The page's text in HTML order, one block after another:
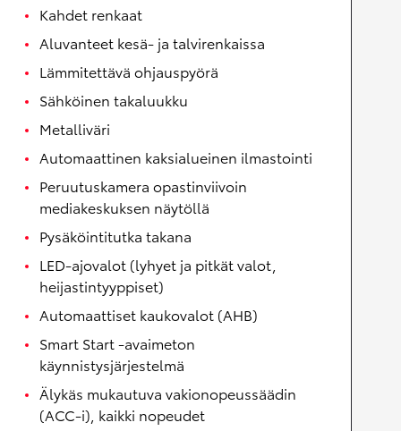
Kahdet renkaat
Aluvanteet kesä- ja talvirenkaissa
Lämmitettävä ohjauspyörä
Sähköinen takaluukku
Metalliväri
Automaattinen kaksialueinen ilmastointi
Peruutuskamera opastinviivoin
mediakeskuksen näytöllä
Pysäköintitutka takana
LED-ajovalot (lyhyet ja pitkät valot,
heijastintyyppiset)
Automaattiset kaukovalot (AHB)
Smart Start -avaimeton
käynnistysjärjestelmä
Älykäs mukautuva vakionopeussäädin
(ACC-i), kaikki nopeudet